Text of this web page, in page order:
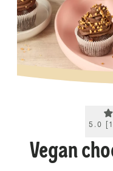
5.0 [1
Vegan